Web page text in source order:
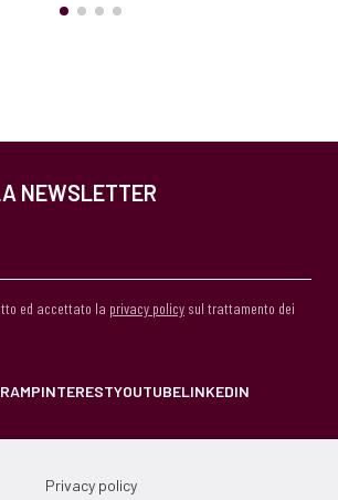
NEWSLETTER
ed accettato la privacy policy sul trattamento dei
PINTERESTYOUTUBELINKEDIN
Privacy policy